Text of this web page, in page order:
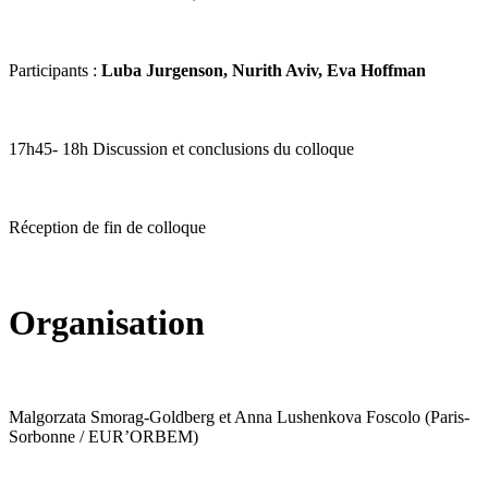
Participants : Luba Jurgenson, Nurith Aviv, Eva Hoffman
17h45- 18h Discussion et conclusions du colloque
Réception de fin de colloque
Organisation
Malgorzata Smorag-Goldberg et Anna Lushenkova Foscolo (Paris-
Sorbonne / EUR’ORBEM)